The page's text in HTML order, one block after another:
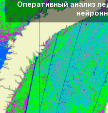
Оперативный анализ